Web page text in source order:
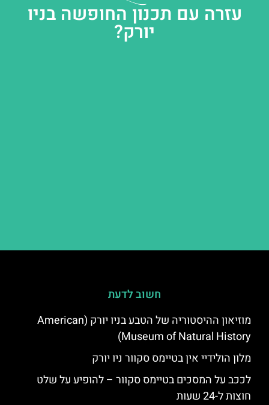
עזרה עם תכנון החופשה בניו
יורק?
חשוב לדעת
מוזיאון ההיסטוריה של הטבע בניו יורק (American
Museum of Natural History)
מלון הולידיי אין בטיימס סקוור ניו יורק
לככב על המסכים בטיימס סקוור – להופיע על שלט
חוצות ל-24 שעות